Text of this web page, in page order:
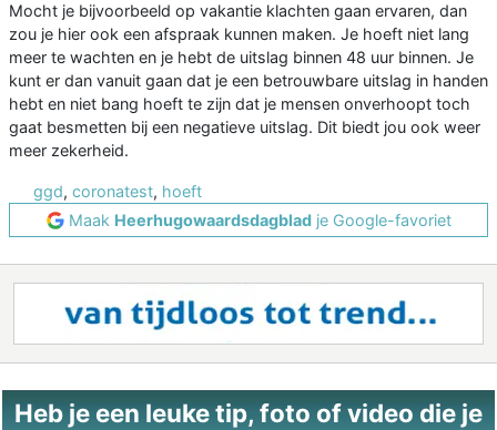
Mocht je bijvoorbeeld op vakantie klachten gaan ervaren, dan
zou je hier ook een afspraak kunnen maken. Je hoeft niet lang
meer te wachten en je hebt de uitslag binnen 48 uur binnen. Je
kunt er dan vanuit gaan dat je een betrouwbare uitslag in handen
hebt en niet bang hoeft te zijn dat je mensen onverhoopt toch
gaat besmetten bij een negatieve uitslag. Dit biedt jou ook weer
meer zekerheid.
ggd, coronatest, hoeft
Maak Heerhugowaardsdagbladje Google-favoriet
Heb je een leuke tip, foto of video die je